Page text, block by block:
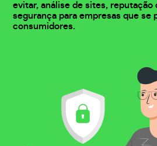
evitar, análise de sites, reputação
segurança para empresas que se
consumidores.